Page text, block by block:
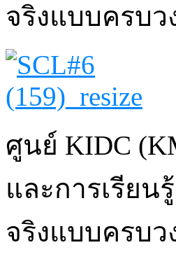
จริงแบบครบว
ศูนย์ KIDC
และการเรียน
จริงแบบครบว